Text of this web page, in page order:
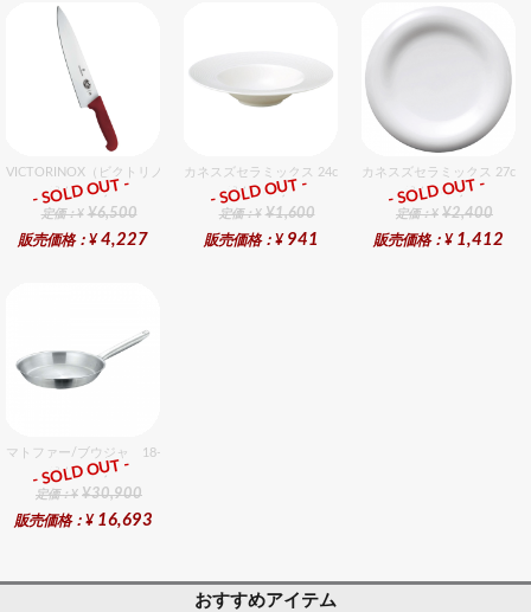
VICTORINOX（ビクトリノックス） シェフナイフ（牛刀）RD 25cm
総合ﾗﾝｷﾝｸﾞ
定価：¥ ¥6,500
販売価格：¥ 4,227
- SOLD OUT -
カネスズセラミックス 24cmスープ
総合ﾗﾝｷﾝｸﾞ
定価：¥ ¥1,600
販売価格：¥ 941
- SOLD OUT -
カネスズセラミックス 27cm
総合ﾗﾝｷﾝｸﾞ
定価：¥ ¥2,400
販売価格：¥ 1,412
- SOLD OUT -
マトファー/ブウジャ 18-10 フライパン 28cm 電磁
総合ﾗﾝｷﾝｸﾞ
定価：¥ ¥30,900
販売価格：¥ 16,693
- SOLD OUT -
おすすめアイテム